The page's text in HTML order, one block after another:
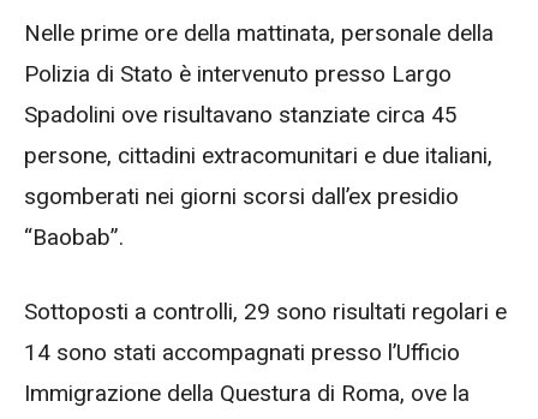
Nelle prime ore della mattinata, personale della
Polizia di Stato è intervenuto presso Largo
Spadolini ove risultavano stanziate circa 45
persone, cittadini extracomunitari e due italiani,
sgomberati nei giorni scorsi dall’ex presidio
“Baobab”.
Sottoposti a controlli, 29 sono risultati regolari e
14 sono stati accompagnati presso l’Ufficio
Immigrazione della Questura di Roma, ove la